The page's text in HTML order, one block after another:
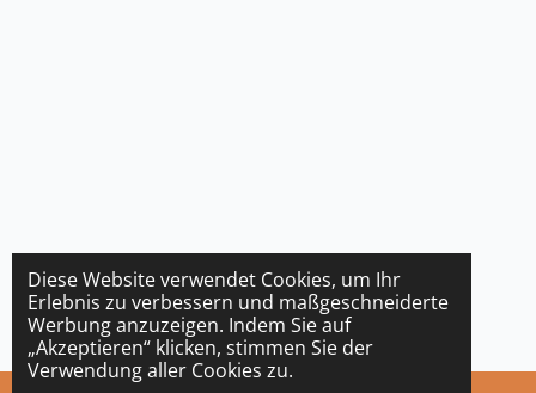
Diese Website verwendet Cookies, um Ihr
Erlebnis zu verbessern und maßgeschneiderte
Werbung anzuzeigen. Indem Sie auf
„Akzeptieren“ klicken, stimmen Sie der
Verwendung aller Cookies zu.